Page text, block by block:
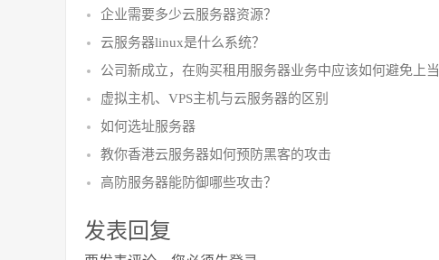
企业需要多少云服务器资源？
云服务器linux是什么系统？
公司新成立，在购买租用服务器业务中应该如何避免上当
虚拟主机、VPS主机与云服务器的区别
如何选址服务器
教你香港云服务器如何预防黑客的攻击
高防服务器能防御哪些攻击？
发表回复